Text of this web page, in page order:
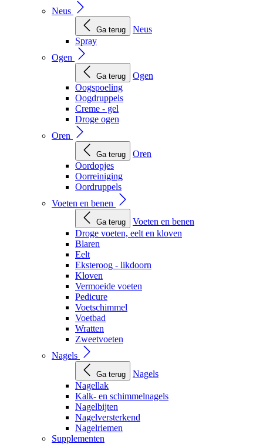
Neus
Ga terug
Neus
Spray
Ogen
Ga terug
Ogen
Oogspoeling
Oogdruppels
Creme - gel
Droge ogen
Oren
Ga terug
Oren
Oordopjes
Oorreiniging
Oordruppels
Voeten en benen
Ga terug
Voeten en benen
Droge voeten, eelt en kloven
Blaren
Eelt
Eksteroog - likdoorn
Kloven
Vermoeide voeten
Pedicure
Voetschimmel
Voetbad
Wratten
Zweetvoeten
Nagels
Ga terug
Nagels
Nagellak
Kalk- en schimmelnagels
Nagelbijten
Nagelversterkend
Nagelriemen
Supplementen